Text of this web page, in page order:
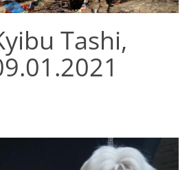
Tashi,